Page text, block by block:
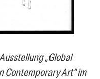
„Global
Contemporary Art“ im